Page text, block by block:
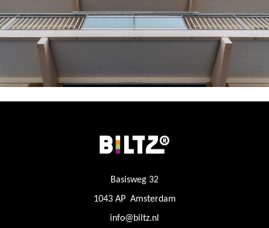
Basisweg 32
1043 AP Amsterdam
info@biltz.nl